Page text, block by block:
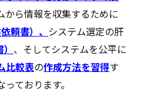
から情報を収集するために
頼書）、 システム選定の肝
、そしてシステムを公平に
比較表の作成方法を習得す
ております。